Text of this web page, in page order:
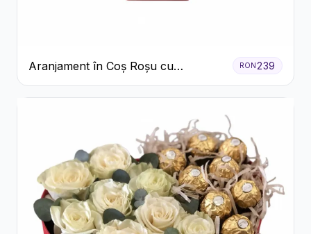
Aranjament în Coș Roșu cu
Trandafiri și Crizanteme Albe
RON 239